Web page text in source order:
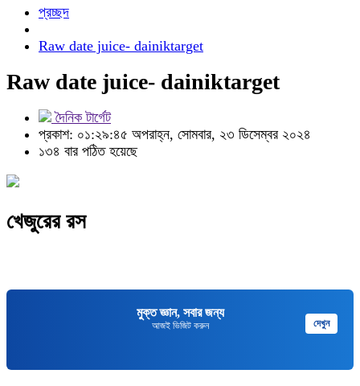
প্রচ্ছদ
Raw date juice- dainiktarget
Raw date juice- dainiktarget
দৈনিক টার্গেট
প্রকাশ: ০১:২৯:৪৫ অপরাহ্ন, সোমবার, ২৩ ডিসেম্বর ২০২৪
১৩৪ বার পঠিত হয়েছে
খেজুরের রস
মুক্ত জ্ঞান, সবার জন্য
আজই ভিজিট করুন দেখুন